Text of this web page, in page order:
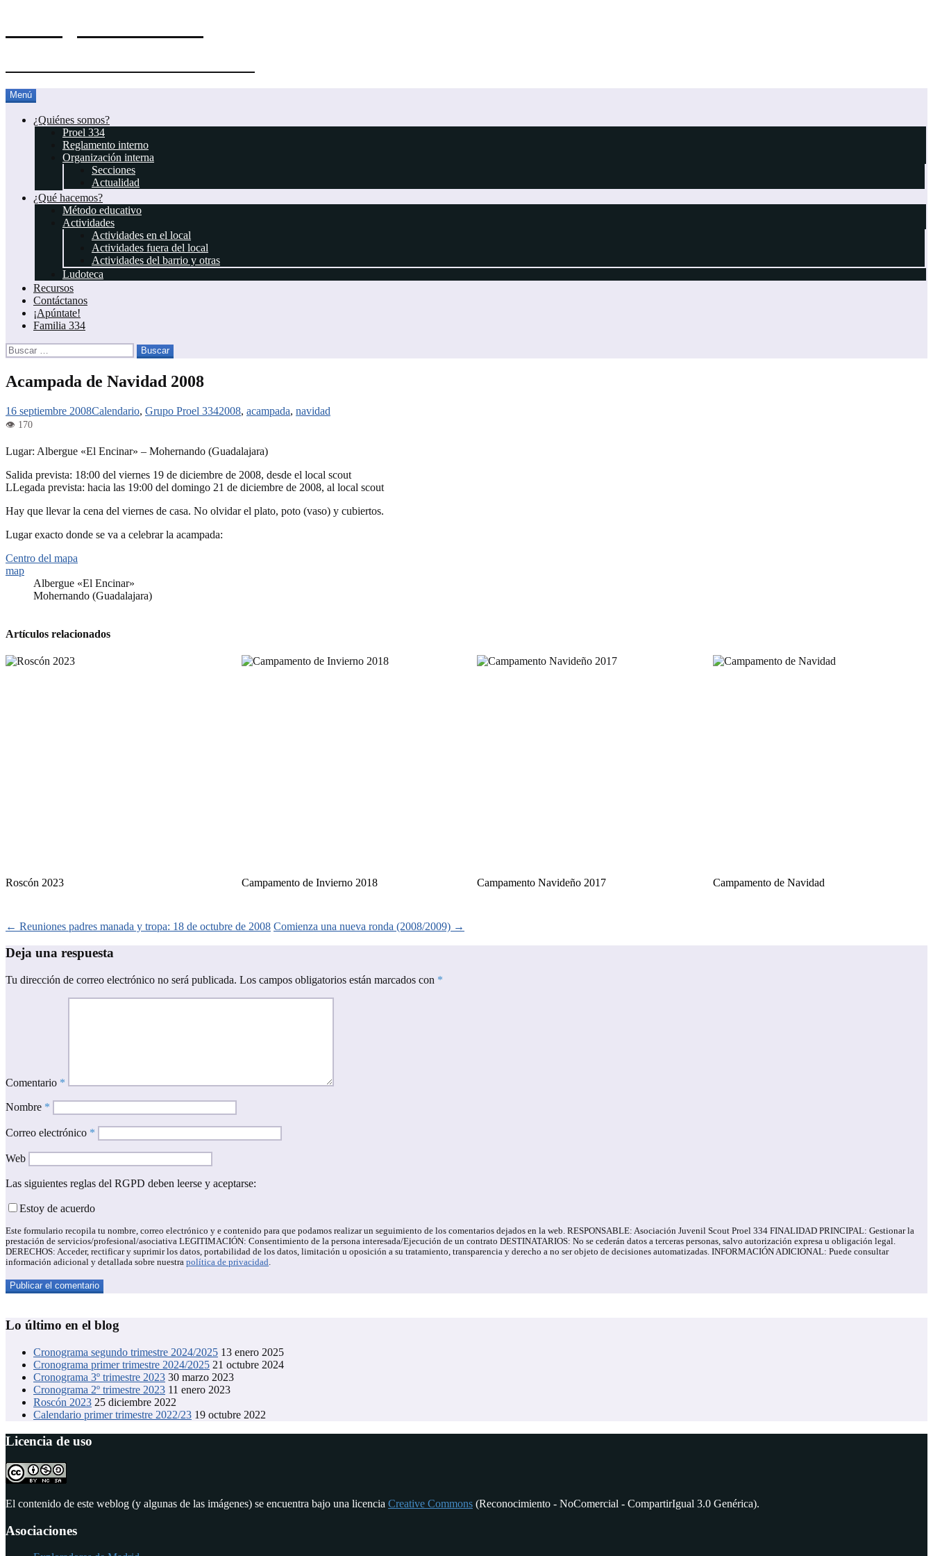
Menú
al
contenido
¿Quiénes somos?
Proel 334
Reglamento interno
Organización interna
Secciones
Actualidad
¿Qué hacemos?
Método educativo
Actividades
Actividades en el local
Actividades fuera del local
Actividades del barrio y otras
Ludoteca
Recursos
Contáctanos
¡Apúntate!
Familia 334
Buscar:
Acampada de Navidad 2008
16 septiembre 2008Calendario, Grupo Proel 3342008, acampada, navidad
Lugar: Albergue «El Encinar» – Mohernando (Guadalajara)
Salida prevista: 18:00 del viernes 19 de diciembre de 2008, desde el local scout
LLegada prevista: hacia las 19:00 del domingo 21 de diciembre de 2008, al local scout
Hay que llevar la cena del viernes de casa. No olvidar el plato, poto (vaso) y cubiertos.
Lugar exacto donde se va a celebrar la acampada:
Centro del mapa
map
Albergue «El Encinar»
Mohernando (Guadalajara)
Artículos relacionados
Roscón 2023 Campamento de Invierno 2018 Campamento Navideño 2017 Campamento de Navidad
Navegación
de
entradas
← Reuniones padres manada y tropa: 18 de octubre de 2008 Comienza una nueva ronda (2008/2009) →
Deja una respuesta
Tu dirección de correo electrónico no será publicada. Los campos obligatorios están marcados con *
Comentario *
Nombre *
Correo electrónico *
Web
Las siguientes reglas del RGPD deben leerse y aceptarse:
Estoy de acuerdo
Este formulario recopila tu nombre, correo electrónico y e contenido para que podamos realizar un seguimiento de los comentarios dejados en la web. RESPONSABLE: Asociación Juvenil Scout Proel 334 FINALIDAD PRINCIPAL: Gestionar la
prestación de servicios/profesional/asociativa LEGITIMACIÓN: Consentimiento de la persona interesada/Ejecución de un contrato DESTINATARIOS: No se cederán datos a terceras personas, salvo autorización expresa u obligación legal.
DERECHOS: Acceder, rectificar y suprimir los datos, portabilidad de los datos, limitación u oposición a su tratamiento, transparencia y derecho a no ser objeto de decisiones automatizadas. INFORMACIÓN ADICIONAL: Puede consultar
información adicional y detallada sobre nuestra política de privacidad.
Lo último en el blog
Cronograma segundo trimestre 2024/2025 13 enero 2025
Cronograma primer trimestre 2024/2025 21 octubre 2024
Cronograma 3º trimestre 2023 30 marzo 2023
Cronograma 2º trimestre 2023 11 enero 2023
Roscón 2023 25 diciembre 2022
Calendario primer trimestre 2022/23 19 octubre 2022
Licencia de uso
El contenido de este weblog (y algunas de las imágenes) se encuentra bajo una licencia Creative Commons (Reconocimiento - NoComercial - CompartirIgual 3.0 Genérica).
Asociaciones